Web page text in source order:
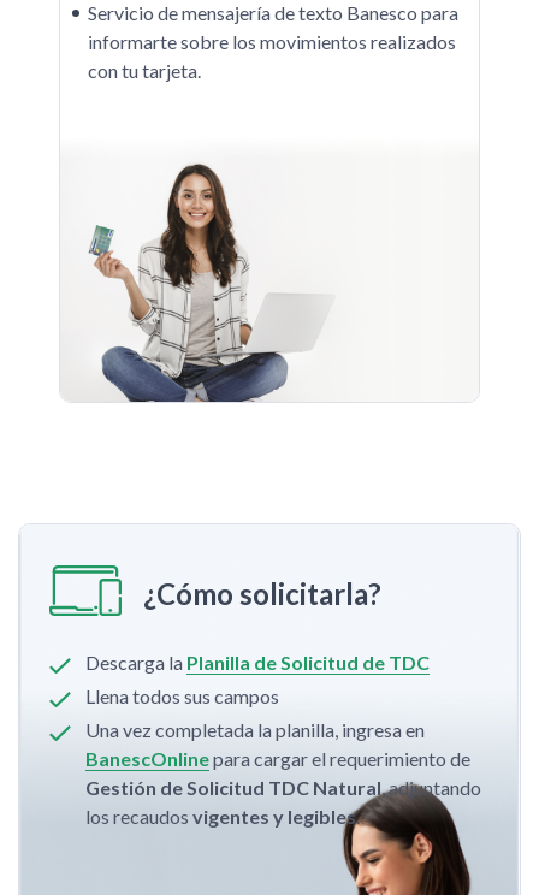
Servicio de mensajería de texto Banesco para
informarte sobre los movimientos realizados
con tu tarjeta.
¿Cómo solicitarla?
Descarga la Planilla de Solicitud de TDC
Llena todos sus campos
Una vez completada la planilla, ingresa en
BanescOnlinepara cargar el requerimiento de
Gestión de Solicitud TDC Natural, adjuntando
los recaudos vigentes y legibles.